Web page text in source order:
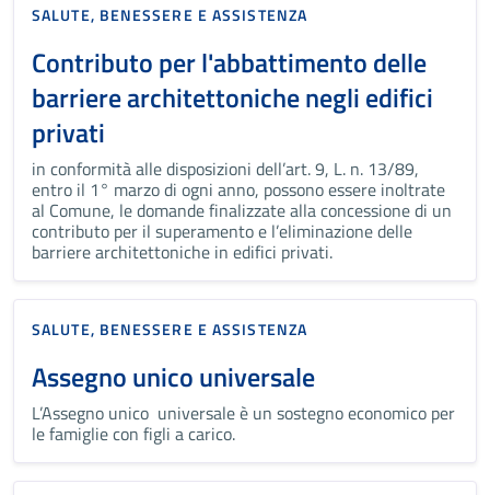
SALUTE, BENESSERE E ASSISTENZA
Contributo per l'abbattimento delle
barriere architettoniche negli edifici
privati
in conformità alle disposizioni dell’art. 9, L. n. 13/89,
entro il 1° marzo di ogni anno, possono essere inoltrate
al Comune, le domande finalizzate alla concessione di un
contributo per il superamento e l’eliminazione delle
barriere architettoniche in edifici privati.
SALUTE, BENESSERE E ASSISTENZA
Assegno unico universale
L’Assegno unico universale è un sostegno economico per
le famiglie con figli a carico.